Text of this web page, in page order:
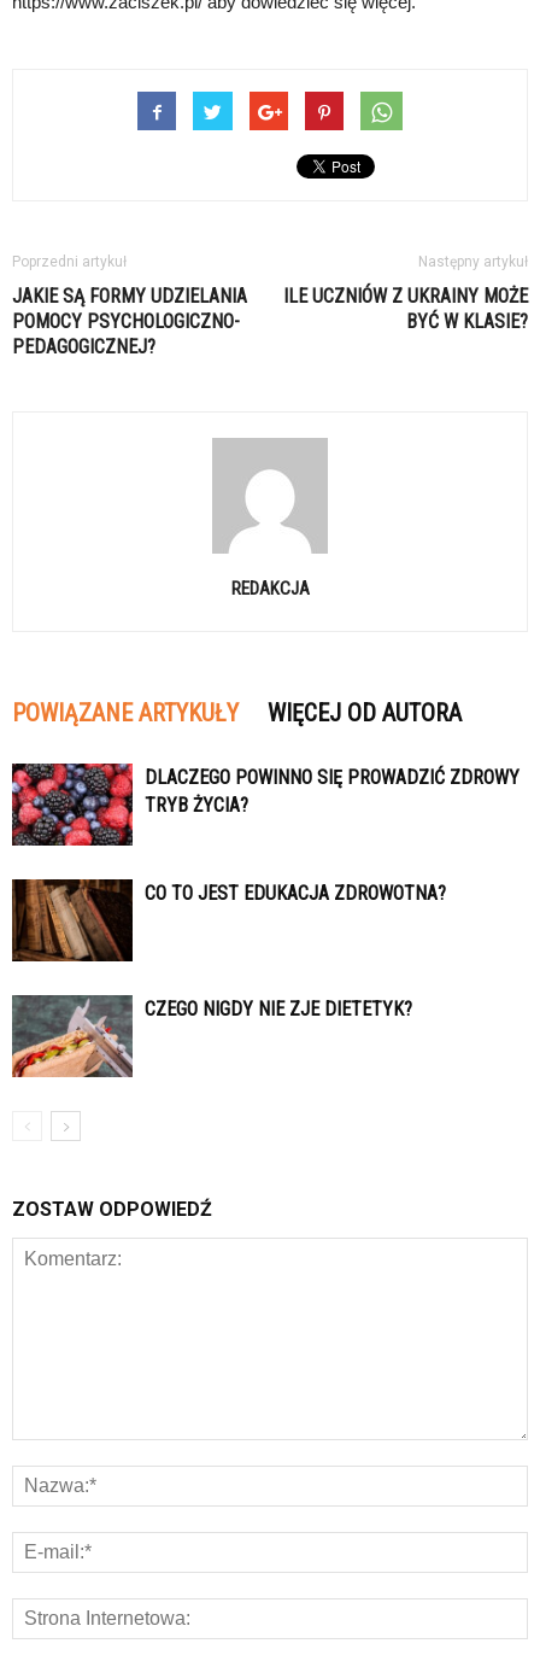
Poprzedni artykuł
JAKIE SĄ FORMY UDZIELANIA
POMOCY PSYCHOLOGICZNO-
PEDAGOGICZNEJ?
Następny artykuł
ILE UCZNIÓW Z UKRAINY MOŻE
BYĆ W KLASIE?
REDAKCJA
POWIĄZANE ARTYKUŁY WIĘCEJ OD AUTORA
DLACZEGO POWINNO SIĘ PROWADZIĆ ZDROWY
TRYB ŻYCIA?
CO TO JEST EDUKACJA ZDROWOTNA?
CZEGO NIGDY NIE ZJE DIETETYK?
ZOSTAW ODPOWIEDŹ